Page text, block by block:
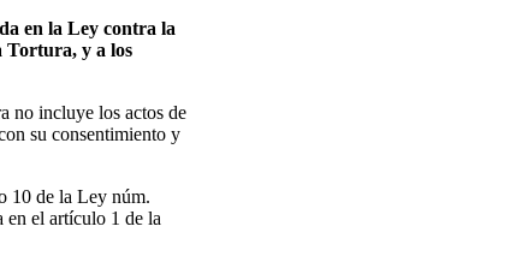
en la Ley contra la
Tortura, y a los
no incluye los actos de
su consentimiento y
10 de la Ley núm.
en el artículo 1 de la